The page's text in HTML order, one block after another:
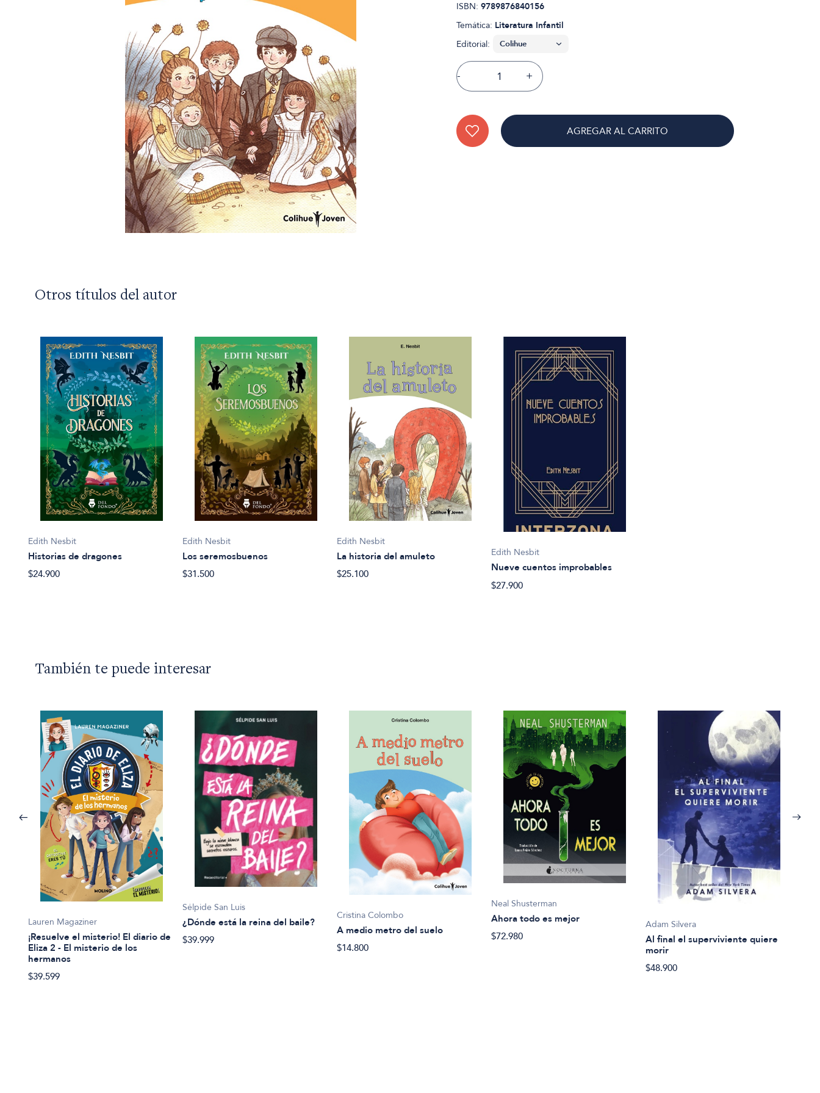
ISBN: 9789876840156
Temática: Literatura Infantil
Editorial:
- +
AGREGAR AL CARRITO
Otros títulos del autor
Edith Nesbit
Historias de dragones
$24.900
Edith Nesbit
Los seremosbuenos
$31.500
Edith Nesbit
La historia del amuleto
$25.100
Edith Nesbit
Nueve cuentos improbables
$27.900
También te puede interesar
Lauren Magaziner
¡Resuelve el misterio! El diario de
Eliza 2 - El misterio de los
hermanos
$39.599
Sélpide San Luis
¿Dónde está la reina del baile?
$39.999
Cristina Colombo
A medio metro del suelo
$14.800
Neal Shusterman
Ahora todo es mejor
$72.980
Adam Silvera
Al final el superviviente quiere
morir
$48.900